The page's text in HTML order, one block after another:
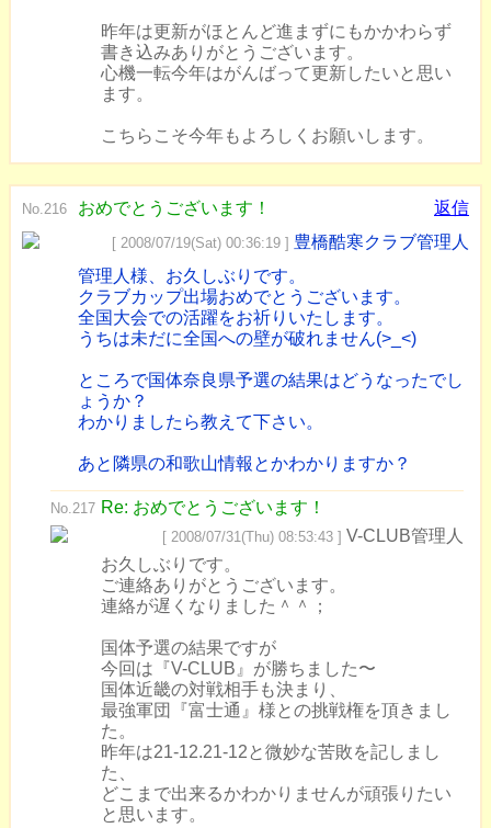
昨年は更新がほとんど進まずにもかかわらず
書き込みありがとうございます。
心機一転今年はがんばって更新したいと思い
ます。
こちらこそ今年もよろしくお願いします。
No.216 おめでとうございます！ 返信
[ 2008/07/19(Sat) 00:36:19 ] 豊橋酷寒クラブ管理人
管理人様、お久しぶりです。
クラブカップ出場おめでとうございます。
全国大会での活躍をお祈りいたします。
うちは未だに全国への壁が破れません(>_<)
ところで国体奈良県予選の結果はどうなったでし
ょうか？
わかりましたら教えて下さい。
あと隣県の和歌山情報とかわかりますか？
No.217 Re: おめでとうございます！
[ 2008/07/31(Thu) 08:53:43 ] V-CLUB管理人
お久しぶりです。
ご連絡ありがとうございます。
連絡が遅くなりました＾＾；
国体予選の結果ですが
今回は『V-CLUB』が勝ちました〜
国体近畿の対戦相手も決まり、
最強軍団『富士通』様との挑戦権を頂きまし
た。
昨年は21-12.21-12と微妙な苦敗を記しまし
た、
どこまで出来るかわかりませんが頑張りたい
と思います。